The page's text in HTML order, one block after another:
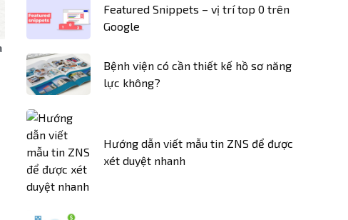
Featured Snippets – vị trí top 0 trên
Google
Bệnh viện có cần thiết kế hồ sơ năng
lực không?
Hướng dẫn viết mẫu tin ZNS để được
xét duyệt nhanh